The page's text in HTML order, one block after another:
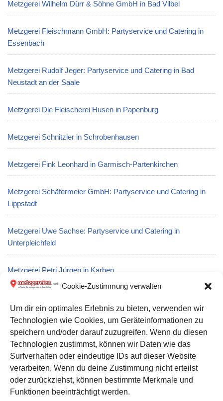
Cookie-Zustimmung verwalten
Um dir ein optimales Erlebnis zu bieten, verwenden wir
Technologien wie Cookies, um Geräteinformationen zu
speichern und/oder darauf zuzugreifen. Wenn du diesen
Technologien zustimmst, können wir Daten wie das
Surfverhalten oder eindeutige IDs auf dieser Website
verarbeiten. Wenn du deine Zustimmung nicht erteilst
oder zurückziehst, können bestimmte Merkmale und
Funktionen beeinträchtigt werden.
Metzgerei Wilhelm Dürr & Söhne GmbH in Bad Vilbel
Metzgerei Fleischmann GmbH: Partyservice und Catering in
Essenbach
Metzgerei Rudolf Jeger: Partyservice und Catering in Bad
Neustadt an der Saale
Metzgerei Die Fleischerei Husen in Papenburg
Metzgerei Schnitzler in Schrobenhausen
Metzgerei Fink Leonhard in Garmisch-Partenkirchen
Metzgerei Schäfermeier GmbH: Partyservice und Catering in
Lippstadt
Metzgerei Uwe Sachse: Partyservice und Catering in
Unterpleichfeld
Metzgerei Petri Jürgen in Karben
Metzgerei Thüfleiwa Apolda: Partyservice und Catering in
Sömmerda
Kontakt zu uns